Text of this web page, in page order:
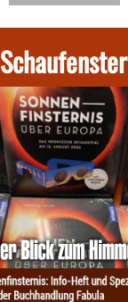
Schaufenster